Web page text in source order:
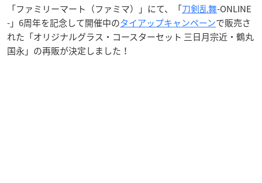
「ファミリーマート（ファミマ）」にて、「刀剣乱舞-ONLINE
-」6周年を記念して開催中のタイアップキャンペーンで販売さ
れた「オリジナルグラス・コースターセット 三日月宗近・鶴丸
国永」の再販が決定しました！